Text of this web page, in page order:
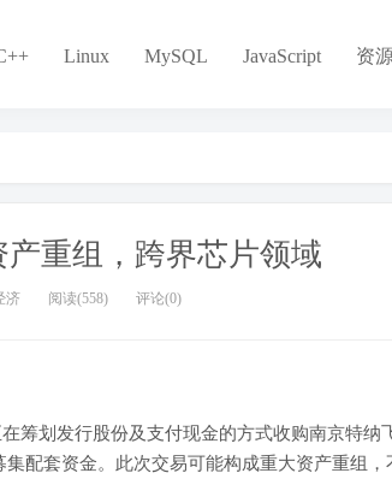
Linux MySQL JavaScript 资
产重组，跨界芯片领域
济 阅读(558) 评论(0)
筹划发行股份及支付现金的方式收购南京特纳
配套资金。此次交易可能构成重大资产重组，